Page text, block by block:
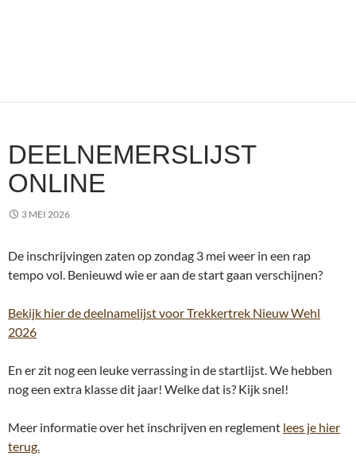
DEELNEMERSLIJST
ONLINE
3 MEI 2026
De inschrijvingen zaten op zondag 3 mei weer in een rap
tempo vol. Benieuwd wie er aan de start gaan verschijnen?
Bekijk hier de deelnamelijst voor Trekkertrek Nieuw Wehl
2026
En er zit nog een leuke verrassing in de startlijst. We hebben
nog een extra klasse dit jaar! Welke dat is? Kijk snel!
Meer informatie over het inschrijven en reglement lees je hier
terug.